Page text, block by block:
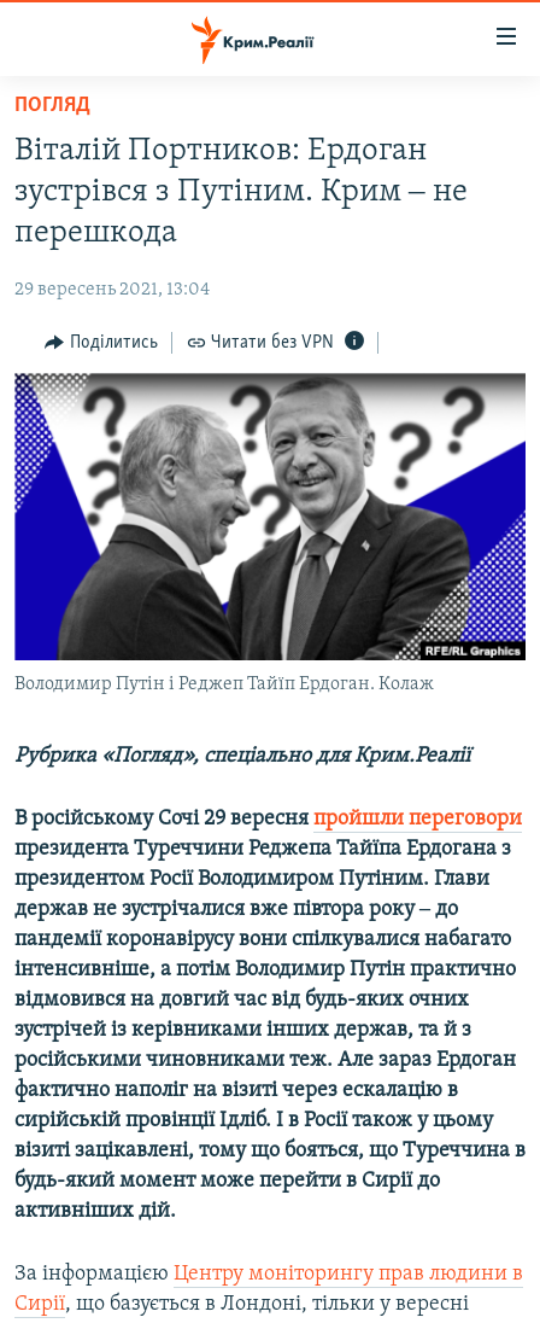
Перейти
основного
матеріалу
Перейти
до
основної
навігації
Перейти
до
пошуку
ВІДЕО ТА ФОТО
БЛОГИ
ПОГЛЯД
ІНТЕРВ'Ю
ВСЕ ЗА ДЕНЬ
СПЕЦПРОЕКТИ
ДЕПОРТАЦІЯ
ВІДЕОУРОКИ «ELIFBE»
СВІДЧЕННЯ ОКУПАЦІЇ
УКРАЇНСЬКА ПРОБЛЕМА КРИМУ
ІНФОГРАФІКА
ЯК ОБІЙТИ БЛОКУВАННЯ
Русский
Qırımtatar
ДОЛУЧАЙСЯ!
Усі сайти RFE/RL
ПОГЛЯД
Віталій Портников: Ердоган
зустрівся з Путіним. Крим ‒ не
перешкода
29 вересень 2021, 13:04
Поділитись Читати без VPN
Володимир Путін і Реджеп Тайїп Ердоган. Колаж
Рубрика «Погляд», спеціально для Крим.Реалії
В російському Сочі 29 вересня пройшли переговори
президента Туреччини Реджепа Тайїпа Ердогана з
президентом Росії Володимиром Путіним. Глави
держав не зустрічалися вже півтора року ‒ до
пандемії коронавірусу вони спілкувалися набагато
інтенсивніше, а потім Володимир Путін практично
відмовився на довгий час від будь-яких очних
зустрічей із керівниками інших держав, та й з
російськими чиновниками теж. Але зараз Ердоган
фактично наполіг на візиті через ескалацію в
сирійській провінції Ідліб. І в Росії також у цьому
візиті зацікавлені, тому що бояться, що Туреччина в
будь-який момент може перейти в Сирії до
активніших дій.
За інформацією Центру моніторингу прав людини в
Сирії, що базується в Лондоні, тільки у вересні